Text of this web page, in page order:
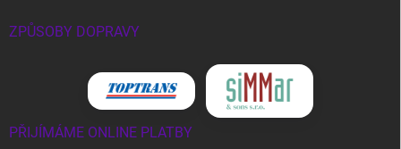
ZPŮSOBY DOPRAVY
PŘIJÍMÁME ONLINE PLATBY